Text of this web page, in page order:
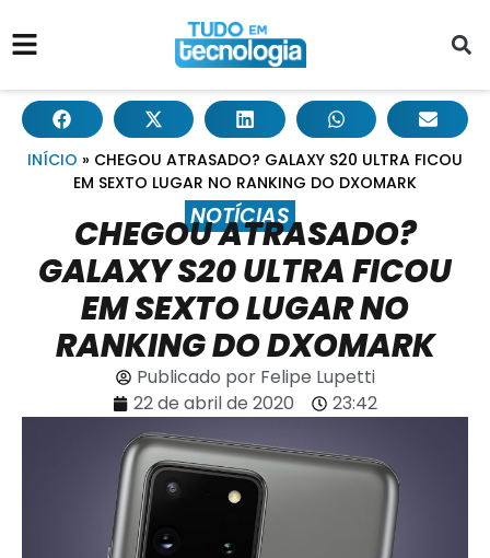
INÍCIO » CHEGOU ATRASADO? GALAXY S20 ULTRA FICOU
EM SEXTO LUGAR NO RANKING DO DXOMARK
NOTÍCIAS
CHEGOU ATRASADO?
GALAXY S20 ULTRA FICOU
EM SEXTO LUGAR NO
RANKING DO DXOMARK
Publicado porFelipe Lupetti
22 de abril de 2020
23:42